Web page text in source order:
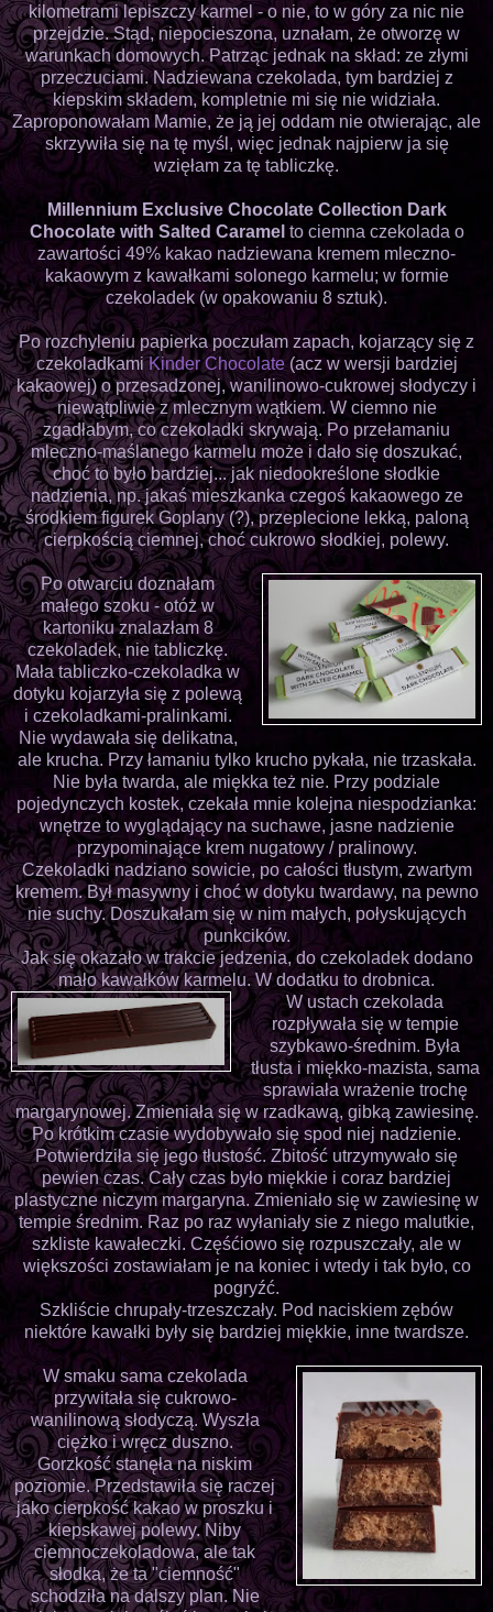
kilometrami lepiszczy karmel - o nie, to w góry za nic nie
przejdzie. Stąd, niepocieszona, uznałam, że otworzę w
warunkach domowych. Patrząc jednak na skład: ze złymi
przeczuciami. Nadziewana czekolada, tym bardziej z
kiepskim składem, kompletnie mi się nie widziała.
Zaproponowałam Mamie, że ją jej oddam nie otwierając, ale
skrzywiła się na tę myśl, więc jednak najpierw ja się
wzięłam za tę tabliczkę.
Millennium Exclusive Chocolate Collection Dark
Chocolate with Salted Caramel to ciemna czekolada o
zawartości 49% kakao nadziewana kremem mleczno-
kakaowym z kawałkami solonego karmelu; w formie
czekoladek (w opakowaniu 8 sztuk).
Po rozchyleniu papierka poczułam zapach, kojarzący się z
czekoladkamiKinder Chocolate(acz w wersji bardziej
kakaowej) o przesadzonej, wanilinowo-cukrowej słodyczy i
niewątpliwie z mlecznym wątkiem. W ciemno nie
zgadłabym, co czekoladki skrywają. Po przełamaniu
mleczno-maślanego karmelu może i dało się doszukać,
choć to było bardziej... jak niedookreślone słodkie
nadzienia, np. jakaś mieszkanka czegoś kakaowego ze
środkiem figurek Goplany (?), przeplecione lekką, paloną
cierpkością ciemnej, choć cukrowo słodkiej, polewy.
Po otwarciu doznałam
małego szoku - otóż w
kartoniku znalazłam 8
czekoladek, nie tabliczkę.
Mała tabliczko-czekoladka w
dotyku kojarzyła się z polewą
i czekoladkami-pralinkami.
Nie wydawała się delikatna,
ale krucha. Przy łamaniu tylko krucho pykała, nie trzaskała.
Nie była twarda, ale miękka też nie. Przy podziale
pojedynczych kostek, czekała mnie kolejna niespodzianka:
wnętrze to wyglądający na suchawe, jasne nadzienie
przypominające krem nugatowy / pralinowy.
Czekoladki nadziano sowicie, po całości tłustym, zwartym
kremem. Był masywny i choć w dotyku twardawy, na pewno
nie suchy. Doszukałam się w nim małych, połyskujących
punkcików.
Jak się okazało w trakcie jedzenia, do czekoladek dodano
mało kawałków karmelu. W dodatku to drobnica.
W ustach czekolada
rozpływała się w tempie
szybkawo-średnim. Była
tłusta i miękko-mazista, sama
sprawiała wrażenie trochę
margarynowej. Zmieniała się w rzadkawą, gibką zawiesinę.
Po krótkim czasie wydobywało się spod niej nadzienie.
Potwierdziła się jego tłustość. Zbitość utrzymywało się
pewien czas. Cały czas było miękkie i coraz bardziej
plastyczne niczym margaryna. Zmieniało się w zawiesinę w
tempie średnim. Raz po raz wyłaniały sie z niego malutkie,
szkliste kawałeczki. Częśćiowo się rozpuszczały, ale w
większości zostawiałam je na koniec i wtedy i tak było, co
pogryźć.
Szkliście chrupały-trzeszczały. Pod naciskiem zębów
niektóre kawałki były się bardziej miękkie, inne twardsze.
W smaku sama czekolada
przywitała się cukrowo-
wanilinową słodyczą. Wyszła
ciężko i wręcz duszno.
Gorzkość stanęła na niskim
poziomie. Przedstawiła się raczej
jako cierpkość kakao w proszku i
kiepskawej polewy. Niby
ciemnoczekoladowa, ale tak
słodka, że ta "ciemność"
schodziła na dalszy plan. Nie